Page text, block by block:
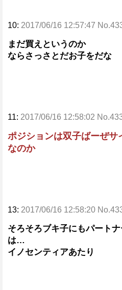
10: 2017/06/16 12:57:47
まだ買えというのか
ならさっさとだお子をだな
11: 2017/06/16 12:58:02
ポジションは双子ばーぜサ
なのか
13: 2017/06/16 12:58:20
そろそろブキ子にもパート
は…
イノセンティアあたり